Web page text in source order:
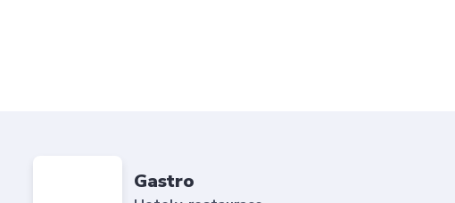
Gastro